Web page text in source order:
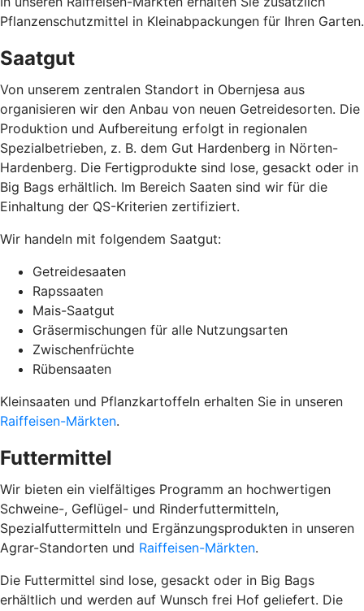
Pflanzenschutzmittel in Kleinabpackungen für Ihren Garten.
Saatgut
Von unserem zentralen Standort in Obernjesa aus
organisieren wir den Anbau von neuen Getreidesorten. Die
Produktion und Aufbereitung erfolgt in regionalen
Spezialbetrieben, z. B. dem Gut Hardenberg in Nörten-
Hardenberg. Die Fertigprodukte sind lose, gesackt oder in
Big Bags erhältlich. Im Bereich Saaten sind wir für die
Einhaltung der QS-Kriterien zertifiziert.
Wir handeln mit folgendem Saatgut:
Getreidesaaten
Rapssaaten
Mais-Saatgut
Gräsermischungen für alle Nutzungsarten
Zwischenfrüchte
Rübensaaten
Kleinsaaten und Pflanzkartoffeln erhalten Sie in unseren
Raiffeisen-Märkten.
Futtermittel
Wir bieten ein vielfältiges Programm an hochwertigen
Schweine-, Geflügel- und Rinderfuttermitteln,
Spezialfuttermitteln und Ergänzungsprodukten in unseren
Agrar-Standorten und Raiffeisen-Märkten.
Die Futtermittel sind lose, gesackt oder in Big Bags
erhältlich und werden auf Wunsch frei Hof geliefert. Die